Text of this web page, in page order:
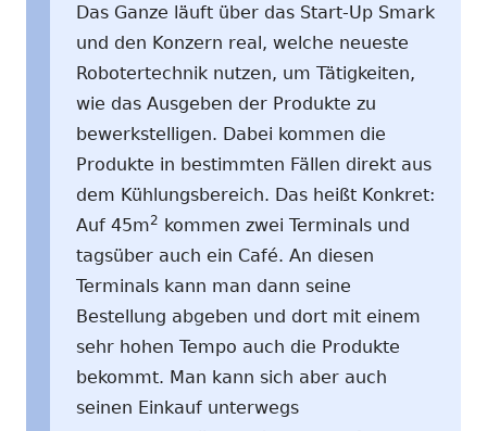
Das Ganze läuft über das Start-Up Smark
und den Konzern real, welche neueste
Robotertechnik nutzen, um Tätigkeiten,
wie das Ausgeben der Produkte zu
bewerkstelligen. Dabei kommen die
Produkte in bestimmten Fällen direkt aus
dem Kühlungsbereich. Das heißt Konkret:
Auf 45m2 kommen zwei Terminals und
tagsüber auch ein Café. An diesen
Terminals kann man dann seine
Bestellung abgeben und dort mit einem
sehr hohen Tempo auch die Produkte
bekommt. Man kann sich aber auch
seinen Einkauf unterwegs